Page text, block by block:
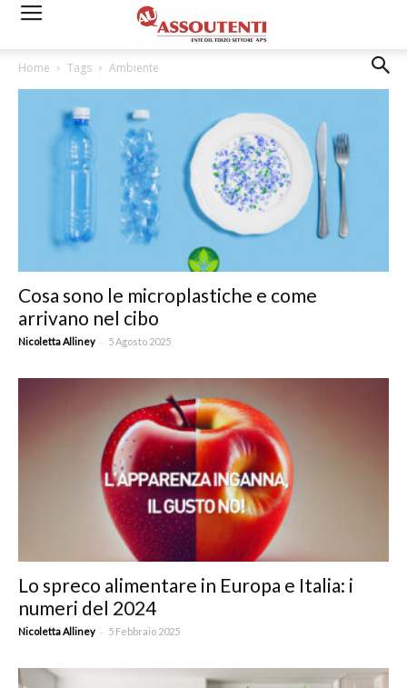
Home Tags Ambiente
Cosa sono le microplastiche e come
arrivano nel cibo
Nicoletta Alliney - 5 Agosto 2025
Lo spreco alimentare in Europa e Italia: i
numeri del 2024
Nicoletta Alliney - 5 Febbraio 2025